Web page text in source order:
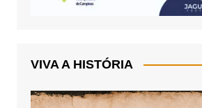
VIVA A HISTÓRIA